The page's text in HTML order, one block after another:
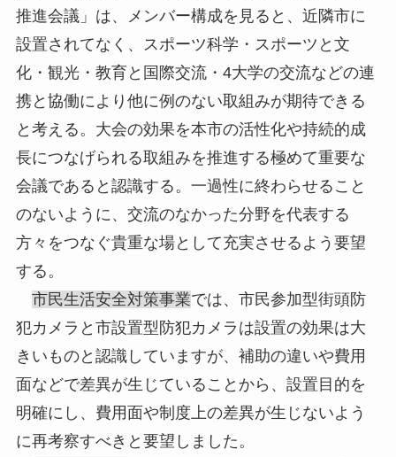
推進会議」は、メンバー構成を見ると、近隣市に
設置されてなく、スポーツ科学・スポーツと文
化・観光・教育と国際交流・4大学の交流などの連
携と協働により他に例のない取組みが期待できる
と考える。大会の効果を本市の活性化や持続的成
長につなげられる取組みを推進する極めて重要な
会議であると認識する。一過性に終わらせること
のないように、交流のなかった分野を代表する
方々をつなぐ貴重な場として充実させるよう要望
する。
市民生活安全対策事業では、市民参加型街頭防
犯カメラと市設置型防犯カメラは設置の効果は大
きいものと認識していますが、補助の違いや費用
面などで差異が生じていることから、設置目的を
明確にし、費用面や制度上の差異が生じないよう
に再考察すべきと要望しました。